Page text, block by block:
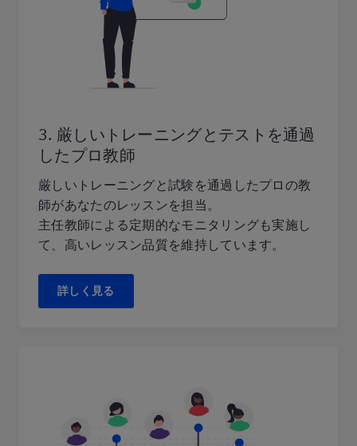
3. 厳しいトレーニングとテストを通過
したプロ教師
厳しいトレーニングと試験を通過したプロの教
師があなたのレッスンを担当。
主任教師による定期的なモニタリングも実施し
て、高いレッスン品質を維持しています。
詳しく見る